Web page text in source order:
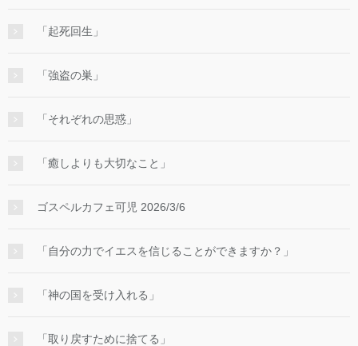
「起死回生」
「強盗の巣」
「それぞれの思惑」
「癒しよりも大切なこと」
ゴスペルカフェ可児 2026/3/6
「自分の力でイエスを信じることができますか？」
「神の国を受け入れる」
「取り戻すために捨てる」